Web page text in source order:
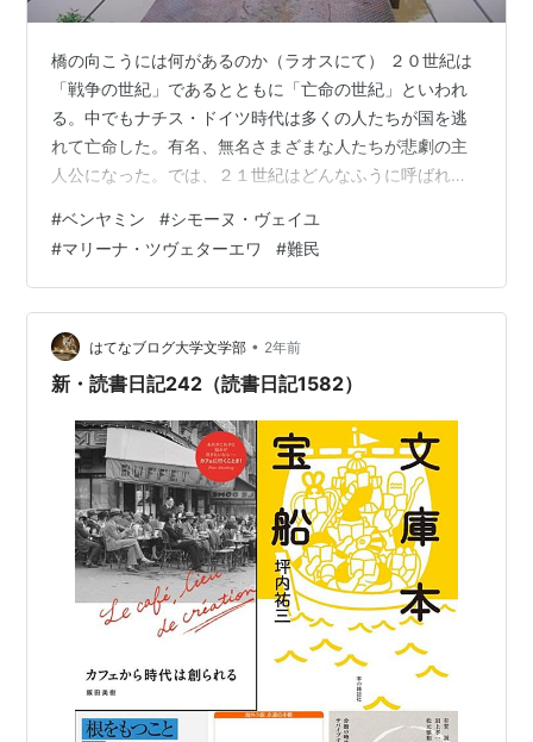
橋の向こうには何があるのか（ラオスにて） ２０世紀は
「戦争の世紀」であるとともに「亡命の世紀」といわれ
る。中でもナチス・ドイツ時代は多くの人たちが国を逃
れて亡命した。有名、無名さまざまな人たちが悲劇の主
人公になった。では、２１世紀はどんなふうに呼ばれる
の世紀」といえるかもしれない。
#ベンヤミン #シモーヌ・ヴェイユ
#マリーナ・ツヴェターエワ #難民
はてなブログ大学文学部 • 2年前
新・読書日記242（読書日記1582）